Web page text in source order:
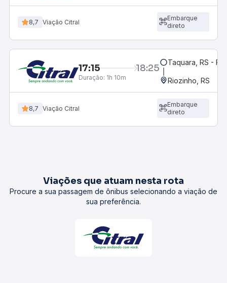
8,7 Viação Citral
Embarque
direto
17:15 18:25
Duração: 1h 10m
Taquara, RS -
Riozinho, RS
8,7 Viação Citral
Embarque
direto
Viações que atuam nesta rota
Procure a sua passagem de ônibus selecionando a viação de
sua preferência.